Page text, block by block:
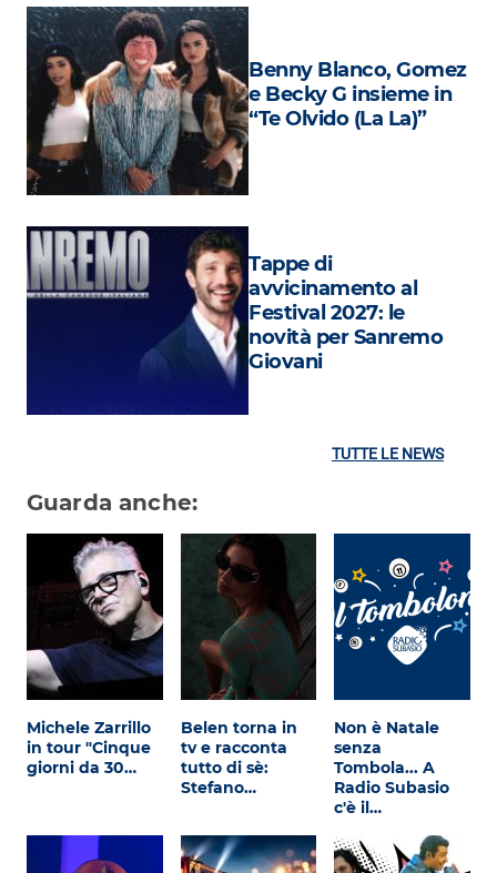
Eventi
Benny Blanco, Gomez
e Becky G insieme in
“Te Olvido (La La)”
Tappe di
avvicinamento al
Festival 2027: le
novità per Sanremo
Giovani
TUTTE LE NEWS
Guarda anche:
Michele Zarrillo
in tour "Cinque
giorni da 30…
Belen torna in
tv e racconta
tutto di sè:
Stefano…
Non è Natale
senza
Tombola... A
Radio Subasio
c'è il…